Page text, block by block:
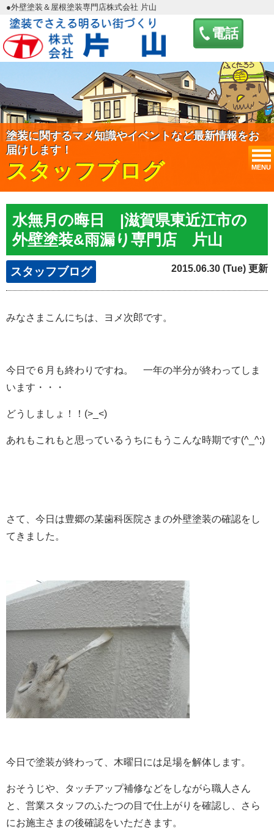
電話
MENU
●外壁塗装＆屋根塗装専門店株式会社 片山
塗装に関するマメ知識やイベントなど最新情報をお
届けします！
スタッフブログ
水無月の晦日 |滋賀県東近江市の
外壁塗装&雨漏り専門店 片山
スタッフブログ 2015.06.30 (Tue) 更新
みなさまこんにちは、ヨメ次郎です。
今日で６月も終わりですね。 一年の半分が終わってしま
います・・・
どうしましょ！！(>_<)
あれもこれもと思っているうちにもうこんな時期です(^_^;)
さて、今日は豊郷の某歯科医院さまの外壁塗装の確認をし
てきました。
今日で塗装が終わって、木曜日には足場を解体します。
おそうじや、タッチアップ補修などをしながら職人さん
と、営業スタッフのふたつの目で仕上がりを確認し、さら
にお施主さまの後確認をいただきます。